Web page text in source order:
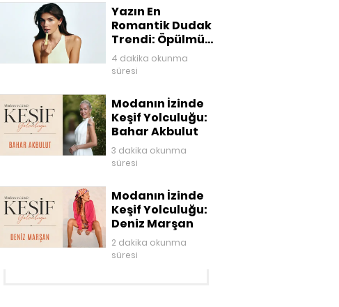
Yazın En
Romantik Dudak
Trendi: Öpülmüş
Dudaklar
4 dakika okunma
süresi
Modanın İzinde
Keşif Yolculuğu:
Bahar Akbulut
3 dakika okunma
süresi
Modanın İzinde
Keşif Yolculuğu:
Deniz Marşan
2 dakika okunma
süresi